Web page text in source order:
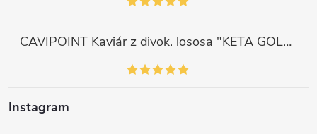
CAVIPOINT Kaviár z divok. lososa "KETA GOLD", 200g
Instagram